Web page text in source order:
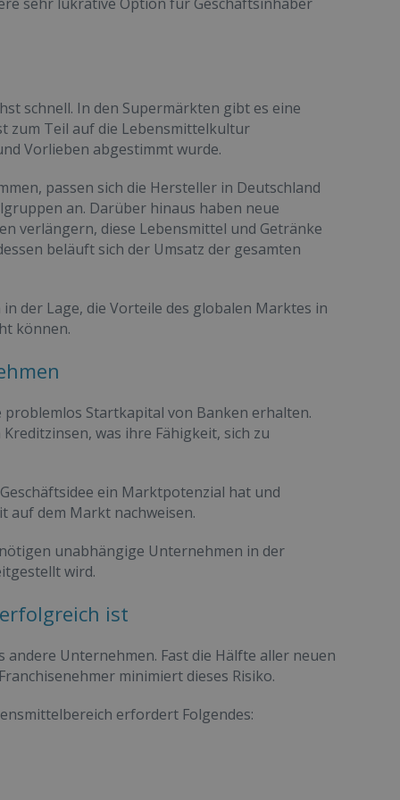
schnell. In den Supermärkten gibt es eine
zum Teil auf die Lebensmittelkultur
Vorlieben abgestimmt wurde.
passen sich die Hersteller in Deutschland
an. Darüber hinaus haben neue
verlängern, diese Lebensmittel und Getränke
beläuft sich der Umsatz der gesamten
der Lage, die Vorteile des globalen Marktes in
können.
Startkapital von Banken erhalten.
was ihre Fähigkeit, sich zu
ein Marktpotenzial hat und
auf dem Markt nachweisen.
unabhängige Unternehmen in der
wird.
ist
Unternehmen. Fast die Hälfte aller neuen
minimiert dieses Risiko.
erfordert Folgendes: